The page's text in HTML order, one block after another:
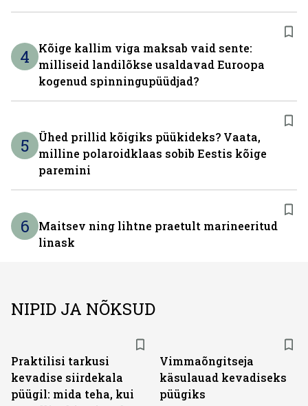
4
Kõige kallim viga maksab vaid sente:
milliseid landilõkse usaldavad Euroopa
kogenud spinningupüüdjad?
5
Ühed prillid kõigiks püükideks? Vaata,
milline polaroidklaas sobib Eestis kõige
paremini
6
Maitsev ning lihtne praetult marineeritud
linask
NIPID JA NÕKSUD
Praktilisi tarkusi
kevadise siirdekala
püügil: mida teha, kui
Vimmaõngitseja
käsulauad kevadiseks
püügiks